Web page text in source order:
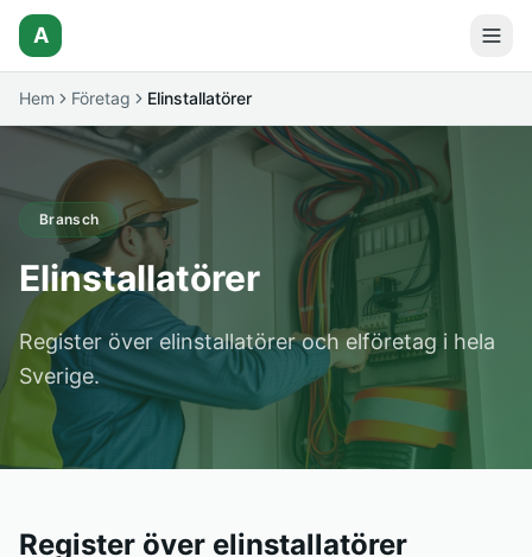
A
Hem Företag Elinstallatörer
Bransch
Elinstallatörer
Register över elinstallatörer och elföretag i hela
Sverige.
Register över elinstallatörer